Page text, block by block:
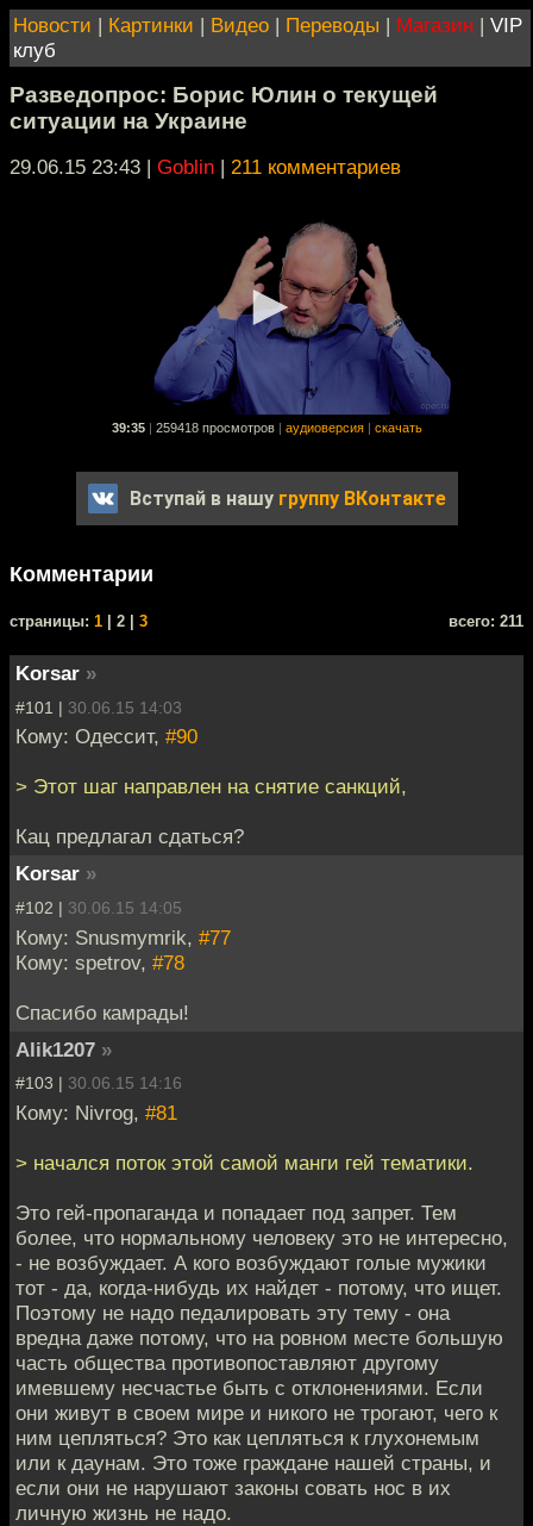
Новости | Картинки | Видео | Переводы | Магазин | VIP
клуб
Разведопрос: Борис Юлин о текущей
ситуации на Украине
29.06.15 23:43 | Goblin | 211 комментариев
39:35 259418 просмотров аудиоверсия скачать
Вступай в нашу группу ВКонтакте
Комментарии
cтраницы: 1 | 2 | 3 всего: 211
Korsar »
#101 | 30.06.15 14:03
Кому: Одессит, #90
> Этот шаг направлен на снятие санкций,
Кац предлагал сдаться?
Korsar »
#102 | 30.06.15 14:05
Кому: Snusmymrik, #77
Кому: spetrov, #78
Спасибо камрады!
Alik1207 »
#103 | 30.06.15 14:16
Кому: Nivrog, #81
> начался поток этой самой манги гей тематики.
Это гей-пропаганда и попадает под запрет. Тем
более, что нормальному человеку это не интересно,
- не возбуждает. А кого возбуждают голые мужики
тот - да, когда-нибудь их найдет - потому, что ищет.
Поэтому не надо педалировать эту тему - она
вредна даже потому, что на ровном месте большую
часть общества противопоставляют другому
имевшему несчастье быть с отклонениями. Если
они живут в своем мире и никого не трогают, чего к
ним цепляться? Это как цепляться к глухонемым
или к даунам. Это тоже граждане нашей страны, и
если они не нарушают законы совать нос в их
личную жизнь не надо.